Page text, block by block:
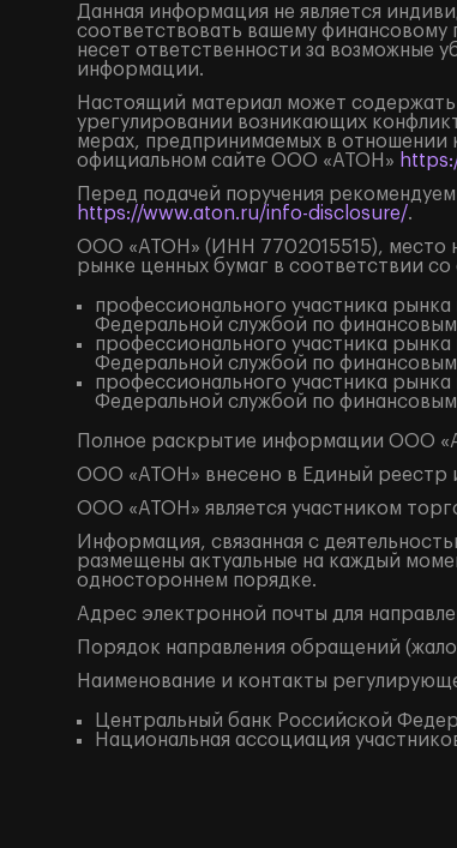
Данная информация не является
соответствовать вашему
несет ответственности за возможные
информации.
Настоящий материал может
урегулировании возникающих
мерах, предпринимаемых в отношении
официальном сайте ООО «АТОН»
Перед подачей поручения
https://www.aton.ru/info-disclosure/.
ООО «АТОН» (ИНН 7702015515), место
рынке ценных бумаг в соответствии
профессионального участника
Федеральной службой по
профессионального участника
Федеральной службой по
профессионального участника
Федеральной службой по
Полное раскрытие информации ООО
ООО «АТОН» внесено в Единый реестр
ООО «АТОН» является участником
Информация, связанная с
размещены актуальные на каждый
одностороннем порядке.
Адрес электронной почты для
Порядок направления обращений
Наименование и контакты
Центральный банк Российской
Национальная ассоциация